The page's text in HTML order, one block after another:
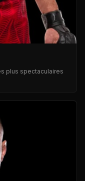
plus spectaculaires